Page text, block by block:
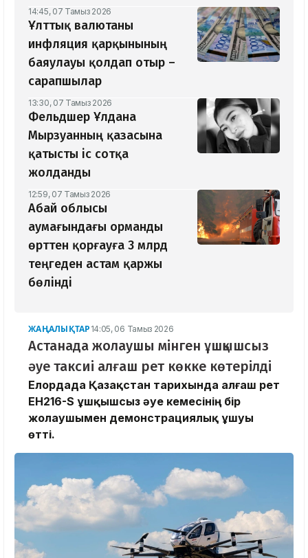
14:45, 07 Тамыз 2026
Ұлттық валютаны
инфляция қарқынының
баяулауы қолдап отыр –
сарапшылар
13:30, 07 Тамыз 2026
Фельдшер Ұлдана
Мырзуанның қазасына
қатысты іс сотқа
жолданды
12:59, 07 Тамыз 2026
Абай облысы
аумағындағы орманды
өрттен қорғауға 3 млрд
теңгеден астам қаржы
бөлінді
ЖАҢАЛЫҚТАР 14:05, 06 Тамыз 2026
Астанада жолаушы мінген ұшқышсыз
әуе таксиі алғаш рет көкке көтерілді
Елордада Қазақстан тарихында алғаш рет
EH216-S ұшқышсыз әуе кемесінің бір
жолаушымен демонстрациялық ұшуы
өтті.